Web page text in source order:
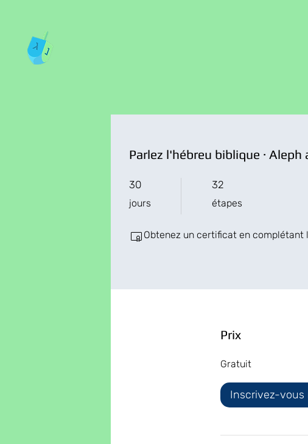
30
jours
30 jours 32
étapes
32 étapes
Obtenez un certificat en complétant
Prix
Gratuit
Inscrivez-